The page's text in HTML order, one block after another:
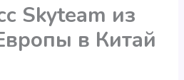
Skyteam из
в Китай